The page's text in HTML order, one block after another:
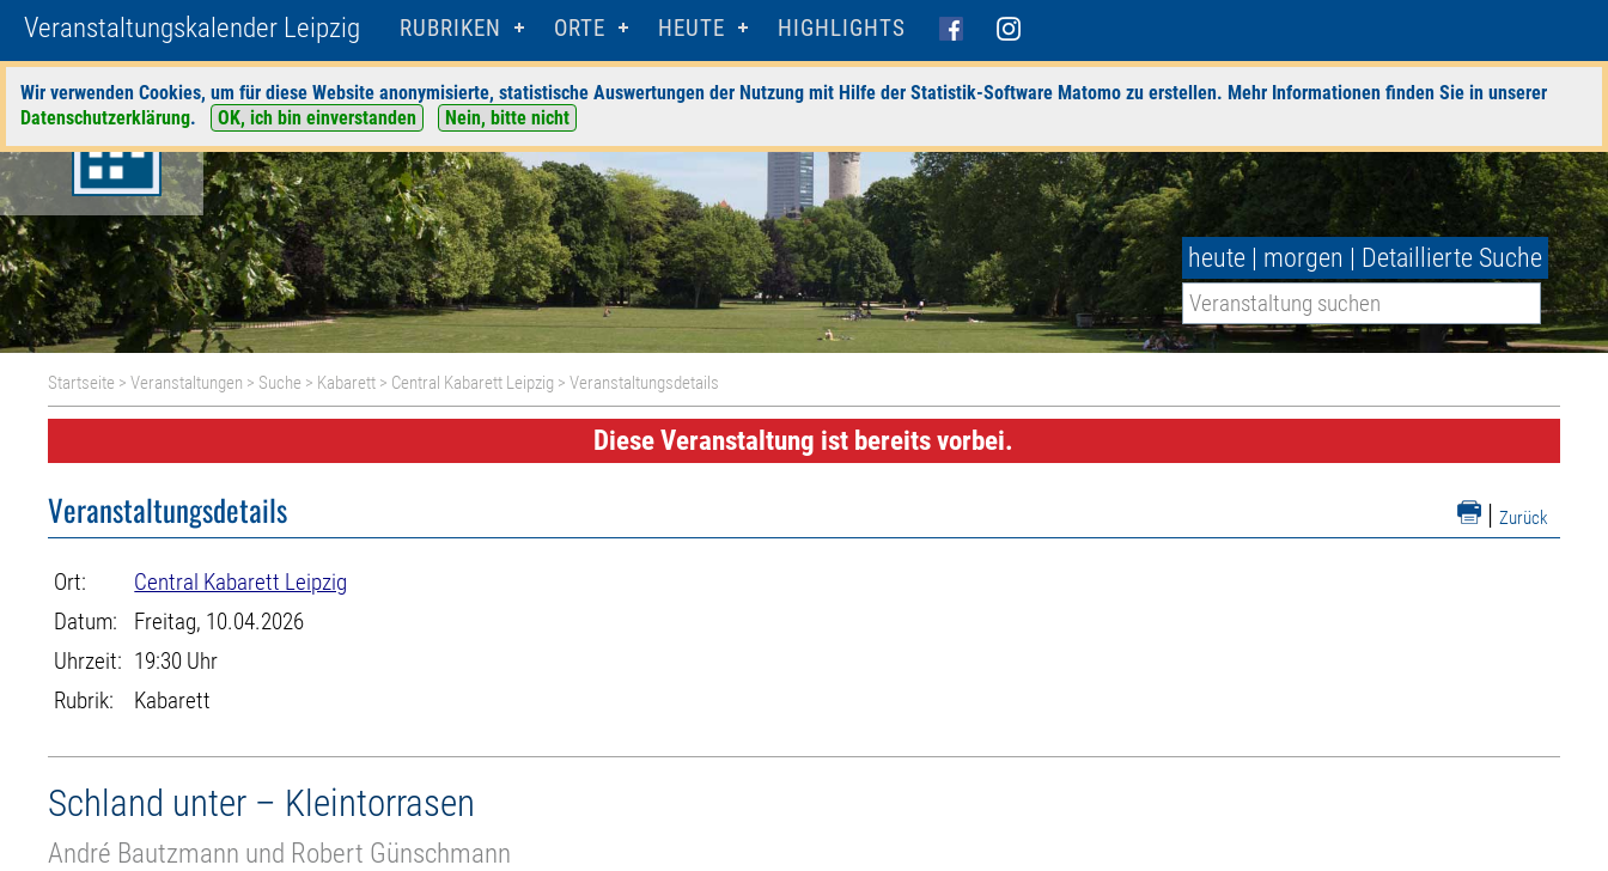
Veranstaltungskalender Leipzig RUBRIKEN ORTE HEUTE HIGHLIGHTS
Wir verwenden Cookies, um für diese Website anonymisierte, statistische Auswertungen der Nutzung mit Hilfe der Statistik-Software Matomo zu erstellen. Mehr Informationen finden Sie in unserer
Datenschutzerklärung. OK, ich bin einverstanden Nein, bitte nicht
heute | morgen | Detaillierte Suche
Startseite >Veranstaltungen > Suche > Kabarett > Central Kabarett Leipzig > Veranstaltungsdetails
Diese Veranstaltung ist bereits vorbei.
| Zurück
Veranstaltungsdetails
Ort:
Central Kabarett Leipzig
Datum:
Freitag, 10.04.2026
Uhrzeit: 19:30 Uhr
Rubrik:
Kabarett
Schland unter – Kleintorrasen
André Bautzmann und Robert Günschmann